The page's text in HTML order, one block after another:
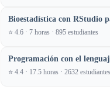
Bioestadística con RStudio
⭐ 4.6 · 7 horas · 895 estudiantes
Programación con el
⭐ 4.4 · 17.5 horas · 2632 estudiantes